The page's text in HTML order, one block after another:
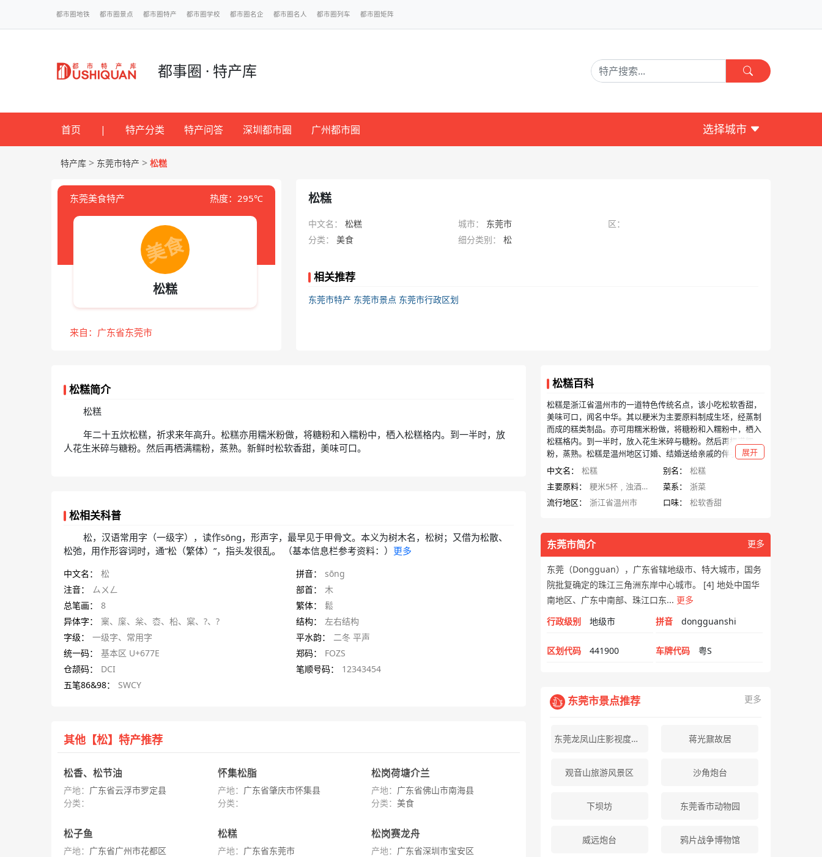
都市圈地铁 都市圈景点 都市圈特产 都市圈学校 都市圈名企 都市圈名人 都市圈列车 都市圈矩阵
都事圈 · 特产库
首页 | 特产分类 特产问答 深圳都市圈 广州都市圈 选择城市
特产库 > 东莞市特产 > 松糕
东莞美食特产 热度：295℃
松糕
来自：广东省东莞市
松糕
中文名： 松糕 城市： 东莞市
区：
分类：
美食 细分类别： 松
相关推荐
东莞市特产 东莞市景点 东莞市行政区划
松糕简介
松糕
年二十五炊松糕，祈求来年高升。松糕亦用糯米粉做，将糖粉和入糯粉中，栖入松糕格内。到一半时，放
人花生米碎与糖粉。然后再栖满糯粉，蒸熟。新鲜时松软香甜，美味可口。
松相关科普
松，汉语常用字（一级字），读作sōng，形声字，最早见于甲骨文。本义为树木名，松树；又借为松散、
松弛，用作形容词时，通“松（繁体）”，指头发很乱。 （基本信息栏参考资料：） 更多
中文名： 松 拼音：
sōng
注音：
ㄙㄨㄥ 部首：
木
总笔画：
8 繁体：
鬆
异体字：
㮤、庺、枀、枩、柗、梥、?、? 结构：
左右结构
字级：
一级字、常用字 平水韵：
二冬 平声
统一码：
基本区 U+677E 郑码：
FOZS
仓颉码：
DCI 笔顺号码：
12343454
五笔86&98：
SWCY
其他【松】特产推荐
松香、松节油
产地： 广东省云浮市罗定县
分类：
怀集松脂
产地： 广东省肇庆市怀集县
分类：
松岗荷塘介兰
产地： 广东省佛山市南海县
分类：美食
松子鱼
产地： 广东省广州市花都区
松糕
产地： 广东省东莞市
松岗赛龙舟
产地： 广东省深圳市宝安区
松糕百科
松糕是浙江省温州市的一道特色传统名点，该小吃松软香甜，
美味可口，闻名中华。其以粳米为主要原料制成生坯，经蒸制
而成的糕类制品。亦可用糯米粉做，将糖粉和入糯粉中，栖入
松糕格内。到一半时，放入花生米碎与糖粉。然后再栖满糯
粉，蒸熟。松糕是温州地区订婚、结婚送给亲戚的伴手礼。大
年二十五炊松糕，祈求来年高升。
展开
中文名：
松糕 别名：
松糕
主要原料：
粳米5杯﹐浊酒﹐白糖﹐热水﹐盐 菜系：
浙菜
流行地区：
浙江省温州市 口味： 松软香甜
东莞市简介 更多
东莞（Dongguan），广东省辖地级市、特大城市，国务
院批复确定的珠江三角洲东岸中心城市。 [4] 地处中国华
南地区、广东中南部、珠江口东... 更多
行政级别
地级市 拼音 dongguanshi
区划代码 441900 车牌代码 粤S
东莞市景点推荐 更多
东莞龙凤山庄影视度假村 蒋光鼐故居
观音山旅游风景区 沙角炮台
下坝坊 东莞香市动物园
威远炮台 鸦片战争博物馆